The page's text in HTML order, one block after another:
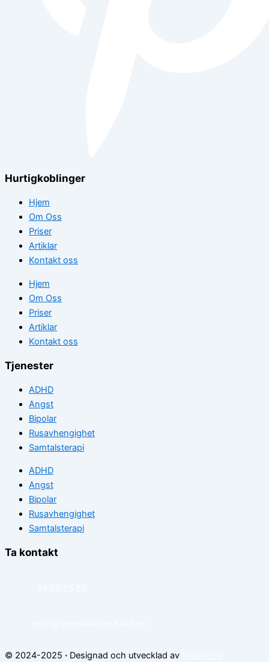
Hurtigkoblinger
Hjem
Om Oss
Priser
Artiklar
Kontakt oss
Hjem
Om Oss
Priser
Artiklar
Kontakt oss
Tjenester
ADHD
Angst
Bipolar
Rusavhengighet
Samtalsterapi
ADHD
Angst
Bipolar
Rusavhengighet
Samtalsterapi
Ta kontakt
© 2024-2025 · Designad och utvecklad av